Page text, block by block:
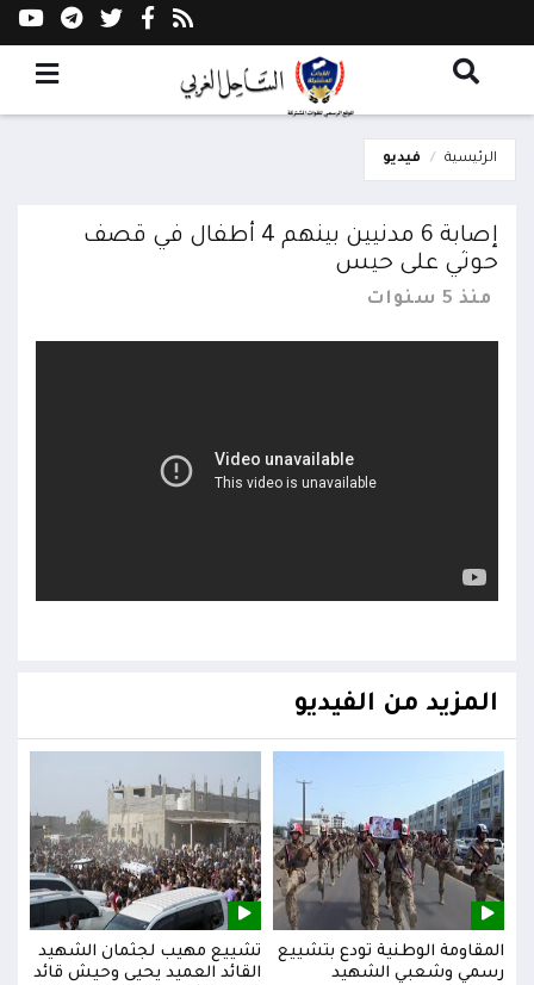
الرئيسية فيديو
إصابة 6 مدنيين بينهم 4 أطفال في قصف
حوثي على حيس
منذ 5 سنوات
المزيد من الفيديو
المقاومة الوطنية تودع بتشييع
رسمي وشعبي الشهيد
تشييع مهيب لجثمان الشهيد
القائد العميد يحيى وحيش قائد